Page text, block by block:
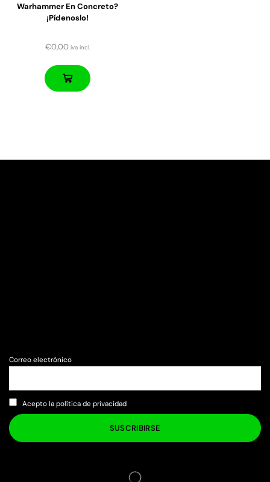
Warhammer En Concreto?
¡Pídenoslo!
€0,00 iva incl.
Correo electrónico
Acepto la política de privacidad